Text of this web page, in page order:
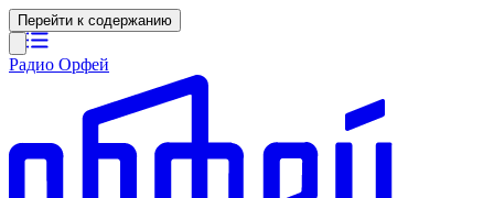
Перейти к содержанию
Радио Орфей